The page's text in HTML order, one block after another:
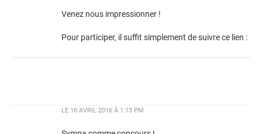
Venez nous impressionner !
Pour participer, il suffit simplement de suivre ce lien :
LE 16 AVRIL 2016 À 1:13 PM